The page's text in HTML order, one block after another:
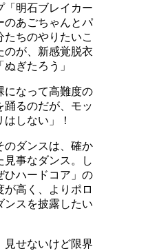
「明石ブレイカー
のあごちゃんとパ
たちのやりたいこ
のが、新感覚脱衣
ぎたろう」
になって高難度の
踊るのだが、モッ
はしない」！
のダンスは、確か
見事なダンス。し
ひハードコア」の
が高く、よりポロ
ンスを披露したい
見せないけど限界